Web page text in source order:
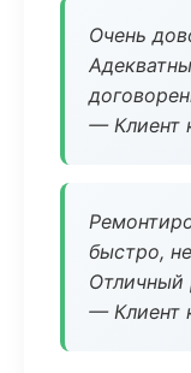
Очень
— Клиент
быстро,
Отличный
— Клиент